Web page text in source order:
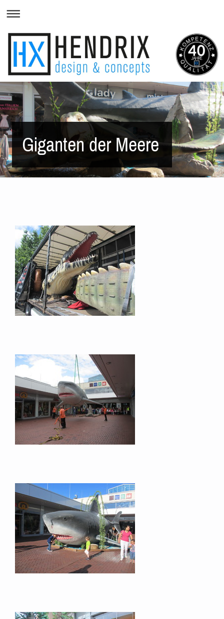
Giganten der Meere